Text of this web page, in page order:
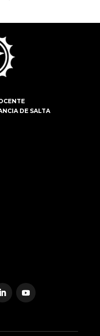
DE SALTA